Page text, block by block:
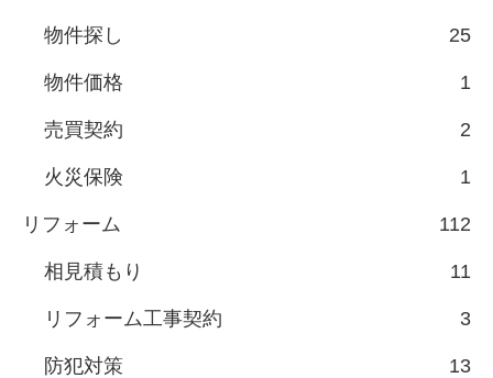
物件探し 25
物件価格 1
売買契約 2
火災保険 1
リフォーム 112
相見積もり 11
リフォーム工事契約 3
防犯対策 13